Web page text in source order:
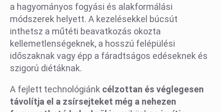
a hagyományos fogyási és alakformálási
módszerek helyett. A kezelésekkel búcsút
inthetsz a műtéti beavatkozás okozta
kellemetlenségeknek, a hosszú felépülési
időszaknak vagy épp a fáradtságos edéseknek és
szigorú diétáknak.
A fejlett technológiánk célzottan és véglegesen
távolítja el a zsírsejteket még a nehezen